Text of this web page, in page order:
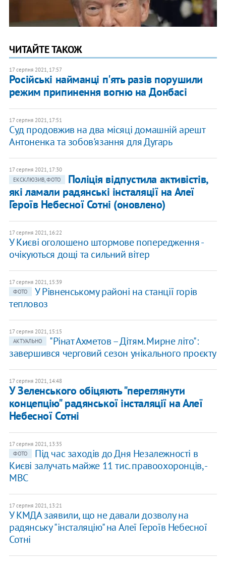
ЧИТАЙТЕ ТАКОЖ
17 серпня 2021, 17:57
Російські найманці п'ять разів порушили
режим припинення вогню на Донбасі
17 серпня 2021, 17:51
Суд продовжив на два місяці домашній арешт
Антоненка та зобов'язання для Дугарь
17 серпня 2021, 17:30
ЕКСКЛЮЗИВ, ФОТО
Поліція відпустила активістів,
які ламали радянські інсталяції на Алеї
Героїв Небесної Сотні (оновлено)
17 серпня 2021, 16:22
У Києві оголошено штормове попередження -
очікуються дощі та сильний вітер
17 серпня 2021, 15:39
ФОТО
​У Рівненському районі на станції горів
тепловоз
17 серпня 2021, 15:15
АКТУАЛЬНО
"Рінат Ахметов – Дітям. Мирне літо":
завершився черговий сезон унікального проєкту
17 серпня 2021, 14:48
​У Зеленського обіцяють "переглянути
концепцію" радянської інсталяції на Алеї
Небесної Сотні
17 серпня 2021, 13:35
ФОТО
Під час заходів до Дня Незалежності в
Києві залучать майже 11 тис. правоохоронців, -
МВС
17 серпня 2021, 13:21
У КМДА заявили, що не давали дозволу на
радянську "інсталяцію" на Алеї Героїв Небесної
Сотні